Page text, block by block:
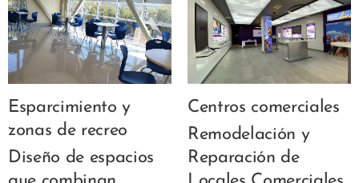
Esparcimiento y
zonas de recreo
Diseño de espacios
Centros comerciales
Remodelación y
Reparación de